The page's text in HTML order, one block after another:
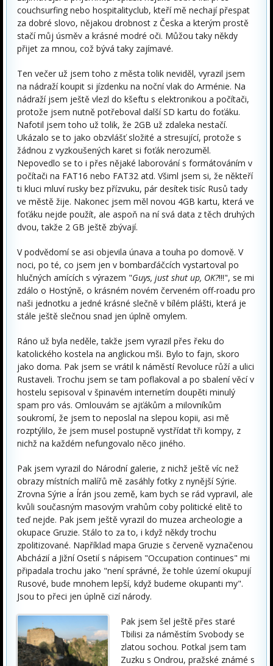
couchsurfing nebo hospitalityclub, kteří mě nechají přespat
za dobré slovo, nějakou drobnost z Česka a kterým prostě
stačí můj úsměv a krásné modré oči. Můžou taky někdy
přijet za mnou, což bývá taky zajímavé.
Ten večer už jsem toho z města tolik neviděl, vyrazil jsem
na nádraží koupit si jízdenku na noční vlak do Arménie. Na
nádraží jsem ještě vlezl do kšeftu s elektronikou a počítači,
protože jsem nutně potřeboval další SD kartu do foťáku.
Nafotil jsem toho už tolik, že 2GB už zdaleka nestačí.
Ukázalo se to jako obzvlášť složité a stresující, protože s
žádnou z vyzkoušených karet si foťák nerozuměl.
Nepovedlo se to i přes nějaké laborování s formátováním v
počítači na FAT16 nebo FAT32 atd. Všiml jsem si, že někteří
ti kluci mluví rusky bez přízvuku, pár desítek tisíc Rusů tady
ve městě žije. Nakonec jsem měl novou 4GB kartu, která ve
foťáku nejde použít, ale aspoň na ní svá data z těch druhých
dvou, takže 2 GB ještě zbývají.
V podvědomí se asi objevila únava a touha po domově. V
noci, po té, co jsem jen v bombarďáčcích vystartoval po
hlučných amících s výrazem "Guys, just shut up, OK?!!!", se mi
zdálo o Hostýně, o krásném novém červeném off-roadu pro
naši jednotku a jedné krásné slečně v bílém plášti, která je
stále ještě slečnou snad jen úplně omylem.
Ráno už byla neděle, takže jsem vyrazil přes řeku do
katolického kostela na anglickou mši. Bylo to fajn, skoro
jako doma. Pak jsem se vrátil k náměstí Revoluce růží a ulici
Rustaveli. Trochu jsem se tam poflakoval a po sbalení věcí v
hostelu sepisoval v špinavém internetím doupěti minulý
spam pro vás. Omlouvám se ajťákům a milovníkům
soukromí, že jsem to neposlal na slepou kopii, asi mě
rozptýlilo, že jsem musel postupně vystřídat tři kompy, z
nichž na každém nefungovalo něco jiného.
Pak jsem vyrazil do Národní galerie, z nichž ještě víc než
obrazy místních malířů mě zasáhly fotky z nynější Sýrie.
Zrovna Sýrie a Írán jsou země, kam bych se rád vypravil, ale
kvůli současným masovým vrahům coby politické elitě to
teď nejde. Pak jsem ještě vyrazil do muzea archeologie a
okupace Gruzie. Stálo to za to, i když někdy trochu
zpolitizované. Například mapa Gruzie s červeně vyznačenou
Abcházií a Jižní Osetií s nápisem "Occupation continues" mi
připadala trochu jako "není správné, že tohle území okupují
Rusové, bude mnohem lepší, když budeme okupanti my".
Jsou to přeci jen úplně cizí národy.
Pak jsem šel ještě přes staré
Tbilisi za náměstím Svobody se
zlatou sochou. Potkal jsem tam
Zuzku s Ondrou, pražské známé s